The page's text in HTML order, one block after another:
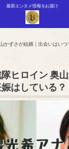
最新エンタメ情報をお届け
かずさが結婚｜出会いはいつ
ヒロイン 奥
はしている？